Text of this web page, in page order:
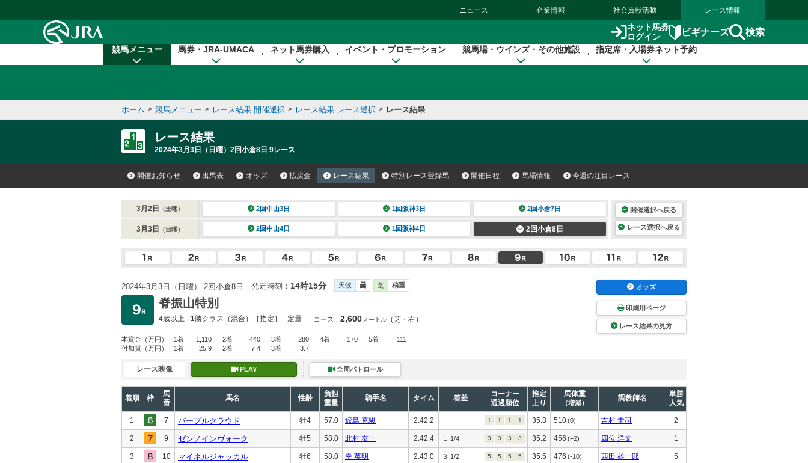
ニュース 企業情報 社会貢献活動 レース情報
ネット馬券
ログイン
ビギナーズ 検索
競馬メニュー 馬券・JRA-UMACA ネット馬券購入 イベント・プロモーション 競馬場・ウインズ・その他施設 指定席・入場券ネット予約
ホーム > 競馬メニュー > レース結果 開催選択 > レース結果 レース選択 > レース結果
レース結果
2024年3月3日（日曜）2回小倉8日 9レース
開催お知らせ 出馬表 オッズ 払戻金 レース結果 特別レース登録馬 開催日程 馬場情報 今週の注目レース
3月2日 （土曜） 2回中山3日 1回阪神3日 2回小倉7日
3月3日 （日曜） 2回中山4日 1回阪神4日 2回小倉8日
開催選択へ戻る
レース選択へ戻る
2024年3月3日（日曜） 2回小倉8日 発走時刻： 14時15分 天候 曇 芝 稍重
脊振山特別
4歳以上 1勝クラス （混合）［指定］ 定量 コース： 2,600 メートル （芝・右）
本賞金 （万円） 1着 1,110 2着 440 3着 280 4着 170 5着
111
付加賞 （万円） 1着 25.9 2着 7.4 3着 3.7
オッズ
印刷用ページ
レース結果の見方
レース映像 PLAY 全周パトロール
着順 枠
馬
番
馬名 性齢
負担
重量
騎手名 タイム 着差
コーナー
通過順位
推定
上り
馬体重
（増減）
調教師名
単勝
人気
1 7 パープルクラウド 牡4 57.0 鮫島 克駿 2:42.2 1 1 1 1 35.3 510(0) 吉村 圭司 2
2 9 ゼンノインヴォーク 牡5 58.0 北村 友一 2:42.4 １ 1/4 3 3 3 3 35.2 456 (+2) 四位 洋文 1
3 10 マイネルジャッカル 牡6 58.0 幸 英明 2:43.0 ３ 1/2 5 5 5 5 35.5 476 (-10) 西田 雄一郎 5